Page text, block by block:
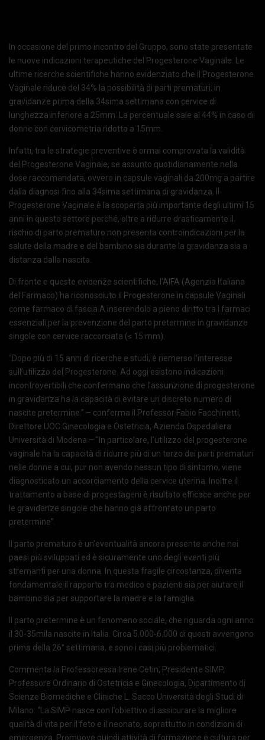
In occasione del primo incontro del Gruppo, sono state presentate
le nuove indicazioni terapeutiche del Progesterone Vaginale. Le
ultime ricerche scientifiche hanno evidenziato che il Progesterone
Vaginale riduce del 34% la possibilità di parti prematuri, in
gravidanze prima della 34sima settimana con cervice di
lunghezza inferiore a 25mm. La percentuale sale al 44% in caso di
donne con cervicometria ridotta a 15mm.
Infatti, tra le strategie preventive è ormai comprovata la validità
del Progesterone Vaginale, se assunto quotidianamente nella
dose raccomandata, ovvero in capsule vaginali da 200mg a partire
dalla diagnosi fino alla 34sima settimana di gravidanza. Il
Progesterone Vaginale è la scoperta più importante degli ultimi 15
anni in questo settore perché, oltre a ridurre drasticamente il
rischio di parto prematuro non presenta controindicazioni per la
salute della madre e del bambino sia durante la gravidanza sia a
distanza dalla nascita.
Di fronte e queste evidenze scientifiche, l’AIFA (Agenzia Italiana
del Farmaco) ha riconosciuto il Progesterone in capsule Vaginali
come farmaco di fascia A inserendolo a pieno diritto tra i farmaci
essenziali per la prevenzione del parto pretermine in gravidanze
singole con cervice raccorciata (≤ 15 mm).
“Dopo più di 15 anni di ricerche e studi, è riemerso l’interesse
sull’utilizzo del Progesterone. Ad oggi esistono indicazioni
incontrovertibili che confermano che l’assunzione di progesterone
in gravidanza ha la capacità di evitare un discreto numero di
nascite pretermine.” – conferma il Professor Fabio Facchinetti,
Direttore UOC Ginecologia e Ostetricia, Azienda Ospedaliera
Università di Modena – “In particolare, l’utilizzo del progesterone
vaginale ha la capacità di ridurre più di un terzo dei parti prematuri
nelle donne a cui, pur non avendo nessun tipo di sintomo, viene
diagnosticato un accorciamento della cervice uterina. Inoltre il
trattamento a base di progestageni è risultato efficace anche per
le gravidanze singole che hanno già affrontato un parto
pretermine”.
Il parto prematuro è un’eventualità ancora presente anche nei
paesi più sviluppati ed è sicuramente uno degli eventi più
stremanti per una donna. In questa fragile circostanza, diventa
fondamentale il rapporto tra medico e pazienti sia per aiutare il
bambino sia per supportare la madre e la famiglia.
Il parto pretermine è un fenomeno sociale, che riguarda ogni anno
il 30-35mila nascite in Italia. Circa 5.000-6.000 di questi avvengono
prima della 26° settimana, e sono i casi più problematici.
Commenta la Professoressa Irene Cetin, Presidente SIMP,
Professore Ordinario di Ostetricia e Ginecologia, Dipartimento di
Scienze Biomediche e Cliniche L. Sacco Università degli Studi di
Milano: “La SIMP nasce con l’obiettivo di assicurare la migliore
qualità di vita per il feto e il neonato, soprattutto in condizioni di
emergenza. Promuove quindi attività di formazione e cultura per